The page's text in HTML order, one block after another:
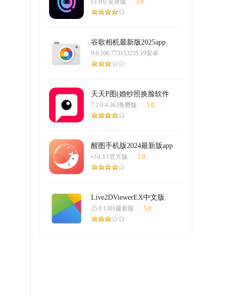
v1.0.0 安卓版 5.0
谷歌相机最新版2025app
9.9.106.773153235.19安卓
版
/ 5.0
天天P图(婚纱照换脸软件
app)
7.2.0.4.363免费版 5.0
醒图手机版2024最新版app
v14.3.1官方版 5.0
Live2DViewerEX中文版
25.6.1301最新版 5.0